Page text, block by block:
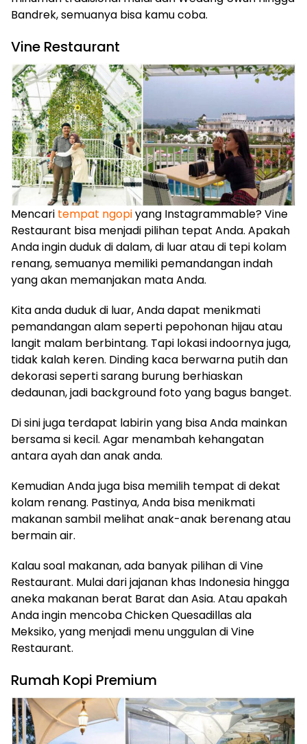
Bandrek, semuanya bisa kamu coba.
Vine Restaurant
Mencari tempat ngopiyang Instagrammable? Vine
Restaurant bisa menjadi pilihan tepat Anda. Apakah
Anda ingin duduk di dalam, di luar atau di tepi kolam
renang, semuanya memiliki pemandangan indah
yang akan memanjakan mata Anda.
Kita anda duduk di luar, Anda dapat menikmati
pemandangan alam seperti pepohonan hijau atau
langit malam berbintang. Tapi lokasi indoornya juga,
tidak kalah keren. Dinding kaca berwarna putih dan
dekorasi seperti sarang burung berhiaskan
dedaunan, jadi background foto yang bagus banget.
Di sini juga terdapat labirin yang bisa Anda mainkan
bersama si kecil. Agar menambah kehangatan
antara ayah dan anak anda.
Kemudian Anda juga bisa memilih tempat di dekat
kolam renang. Pastinya, Anda bisa menikmati
makanan sambil melihat anak-anak berenang atau
bermain air.
Kalau soal makanan, ada banyak pilihan di Vine
Restaurant. Mulai dari jajanan khas Indonesia hingga
aneka makanan berat Barat dan Asia. Atau apakah
Anda ingin mencoba Chicken Quesadillas ala
Meksiko, yang menjadi menu unggulan di Vine
Restaurant.
Rumah Kopi Premium